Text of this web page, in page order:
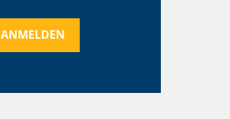
ANMELDEN